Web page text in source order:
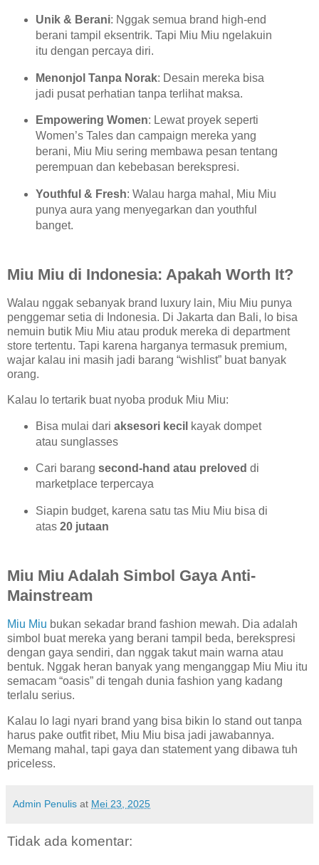
Unik & Berani: Nggak semua brand high-end
berani tampil eksentrik. Tapi Miu Miu ngelakuin
itu dengan percaya diri.
Menonjol Tanpa Norak: Desain mereka bisa
jadi pusat perhatian tanpa terlihat maksa.
Empowering Women: Lewat proyek seperti
Women’s Tales dan campaign mereka yang
berani, Miu Miu sering membawa pesan tentang
perempuan dan kebebasan berekspresi.
Youthful & Fresh: Walau harga mahal, Miu Miu
punya aura yang menyegarkan dan youthful
banget.
Miu Miu di Indonesia: Apakah Worth It?
Walau nggak sebanyak brand luxury lain, Miu Miu punya
penggemar setia di Indonesia. Di Jakarta dan Bali, lo bisa
nemuin butik Miu Miu atau produk mereka di department
store tertentu. Tapi karena harganya termasuk premium,
wajar kalau ini masih jadi barang “wishlist” buat banyak
orang.
Kalau lo tertarik buat nyoba produk Miu Miu:
Bisa mulai dari aksesori kecil kayak dompet
atau sunglasses
Cari barang second-hand atau preloved di
marketplace terpercaya
Siapin budget, karena satu tas Miu Miu bisa di
atas 20 jutaan
Miu Miu Adalah Simbol Gaya Anti-
Mainstream
Miu Miu bukan sekadar brand fashion mewah. Dia adalah
simbol buat mereka yang berani tampil beda, berekspresi
dengan gaya sendiri, dan nggak takut main warna atau
bentuk. Nggak heran banyak yang menganggap Miu Miu itu
semacam “oasis” di tengah dunia fashion yang kadang
terlalu serius.
Kalau lo lagi nyari brand yang bisa bikin lo stand out tanpa
harus pake outfit ribet, Miu Miu bisa jadi jawabannya.
Memang mahal, tapi gaya dan statement yang dibawa tuh
priceless.
Admin Penulis at Mei 23, 2025
Tidak ada komentar: